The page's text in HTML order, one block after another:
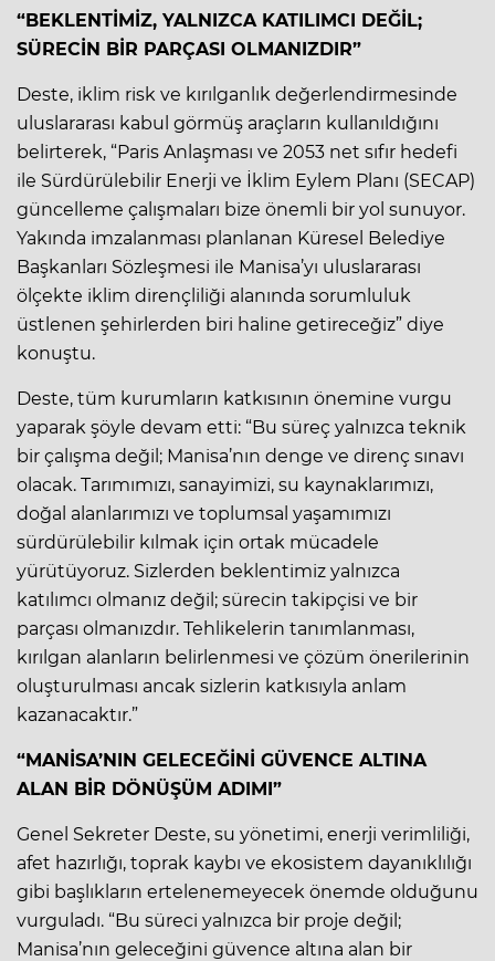
“BEKLENTİMİZ, YALNIZCA KATILIMCI DEĞİL;
SÜRECİN BİR PARÇASI OLMANIZDIR”
Deste, iklim risk ve kırılganlık değerlendirmesinde
uluslararası kabul görmüş araçların kullanıldığını
belirterek, “Paris Anlaşması ve 2053 net sıfır hedefi
ile Sürdürülebilir Enerji ve İklim Eylem Planı (SECAP)
güncelleme çalışmaları bize önemli bir yol sunuyor.
Yakında imzalanması planlanan Küresel Belediye
Başkanları Sözleşmesi ile Manisa’yı uluslararası
ölçekte iklim dirençliliği alanında sorumluluk
üstlenen şehirlerden biri haline getireceğiz” diye
konuştu.
Deste, tüm kurumların katkısının önemine vurgu
yaparak şöyle devam etti: “Bu süreç yalnızca teknik
bir çalışma değil; Manisa’nın denge ve direnç sınavı
olacak. Tarımımızı, sanayimizi, su kaynaklarımızı,
doğal alanlarımızı ve toplumsal yaşamımızı
sürdürülebilir kılmak için ortak mücadele
yürütüyoruz. Sizlerden beklentimiz yalnızca
katılımcı olmanız değil; sürecin takipçisi ve bir
parçası olmanızdır. Tehlikelerin tanımlanması,
kırılgan alanların belirlenmesi ve çözüm önerilerinin
oluşturulması ancak sizlerin katkısıyla anlam
kazanacaktır.”
“MANİSA’NIN GELECEĞİNİ GÜVENCE ALTINA
ALAN BİR DÖNÜŞÜM ADIMI”
Genel Sekreter Deste, su yönetimi, enerji verimliliği,
afet hazırlığı, toprak kaybı ve ekosistem dayanıklılığı
gibi başlıkların ertelenemeyecek önemde olduğunu
vurguladı. “Bu süreci yalnızca bir proje değil;
Manisa’nın geleceğini güvence altına alan bir